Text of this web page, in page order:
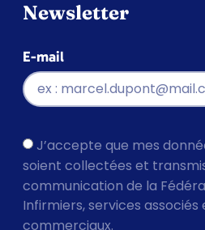
Newsletter
E-mail
J’accepte que mes
soient collectées et
communication de la
Infirmiers, services
commerciaux.